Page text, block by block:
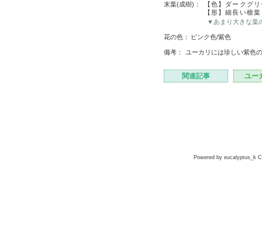
末葉(成樹)：
【色】ダークグ
【形】細長い槍葉
▼あまり大きな葉
花の色： ピンク色/紫色
備考： ユーカリには珍しい紫色
関連記事 ユー
Powered by eucalyptus_k